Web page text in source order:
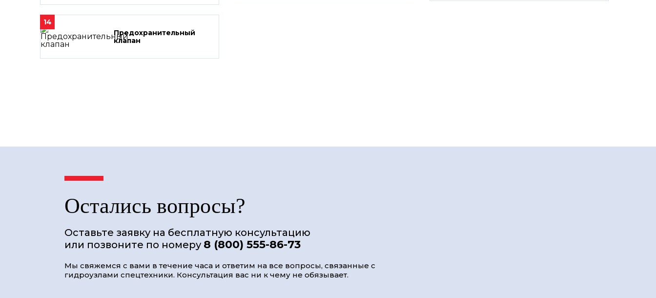
14
Предохранительный
клапан
Остались вопросы?
Оставьте заявку на бесплатную консультацию
или позвоните по номеру 8 (800) 555-86-73
Мы свяжемся с вами в течение часа и ответим на все вопросы, связанные с
гидроузлами спецтехники. Консультация вас ни к чему не обязывает.